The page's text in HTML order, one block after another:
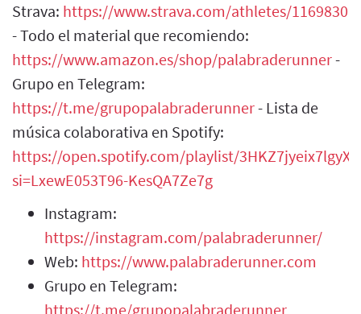
Strava: https://www.strava.com/athletes/1169830
- Todo el material que recomiendo:
https://www.amazon.es/shop/palabraderunner-
Grupo en Telegram:
https://t.me/grupopalabraderunner- Lista de
música colaborativa en Spotify:
https://open.spotify.com/playlist/
si=LxewE053T96-KesQA7Ze7g
Instagram:
https://instagram.com/palabraderunner/
Web: https://www.palabraderunner.com
Grupo en Telegram:
https://t.me/grupopalabraderunner